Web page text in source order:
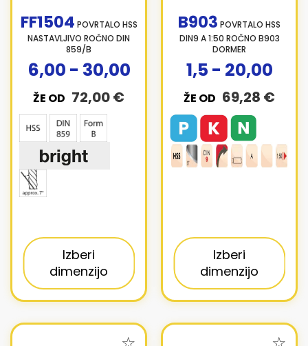
FF1504 POVRTALO HSS
NASTAVLJIVO ROČNO DIN
859/B
ŽE OD 72,00 €
6,00 - 30,00
Izberi
dimenzijo
B903 POVRTALO HSS
DIN9 A 1:50 ROČNO B903
DORMER
ŽE OD 69,28 €
1,5 - 20,00
Izberi
dimenzijo